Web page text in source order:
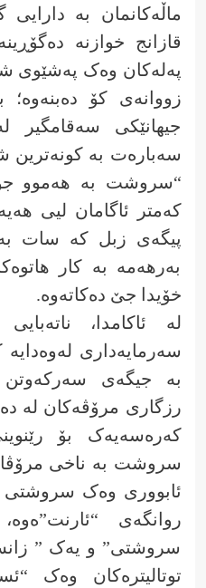
ماڵەکانمان بە
قازانج خوازنە
پەلەکان وەک پەشێوی
زووانەی کۆ
جیهانێکی
سەبارەت بە کونەترین
“سروشت بە هەموو
کەمتر ئاگامان لیی
پیگەی زبل کە سات
بەرهەمە بە کار
خۆیدا جێ دەکاتەوە.
لە ئاکامدا،
سەرمایەداری لەوەدایە
بە جیگەی
رزگاری مرۆڤەکان لە
کەرەسەیەک بۆ
سروشت بە ناخی
ئابووری وەک سروشتی
روانگەی
سروشتی” و یەک ”
توتالیترەکان وەک